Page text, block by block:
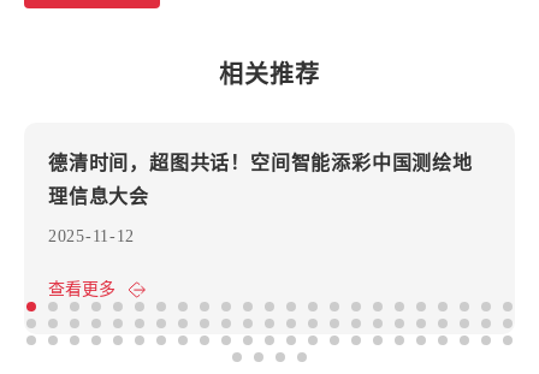
相关推荐
德清时间，超图共话！空间智能添彩中国测绘地
理信息大会
2025-11-12
查看更多